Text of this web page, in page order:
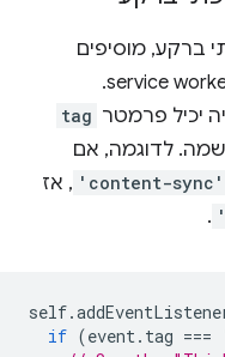
ברקע, מוסיפים
event handler ל-service worker.
יכיל פרמטר tag
לדוגמה, אם
'content-sync' , אז
.
self.
if (event. tag ===